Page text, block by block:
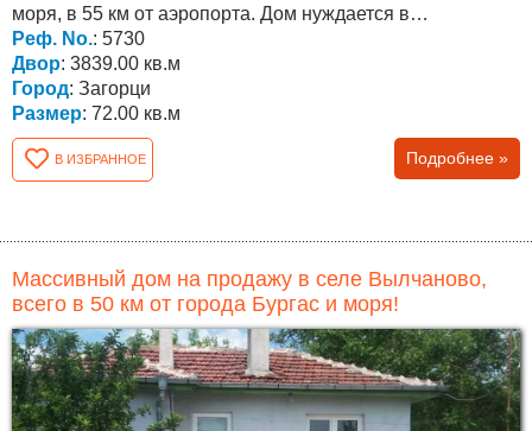
моря, в 55 км от аэропорта. Дом нуждается в
капитальном...
Реф. No.: 5730
Двор: 3839.00 кв.м
Город: Загорци
Размер: 72.00 кв.м
В ИЗБРАННОЕ Подробнее »
Массивный дом на продажу в селе Вылчаново,
всего в 50 км от города Бургас и моря!